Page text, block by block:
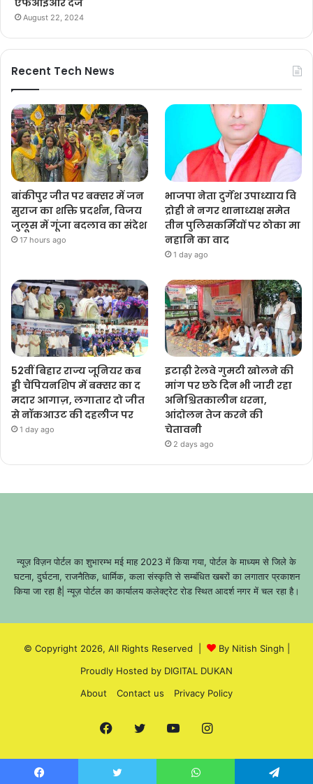
एफआईआर दर्ज
August 22, 2024
Recent Tech News
बांकीपुर जीत पर बक्सर में जन
सुराज का शक्ति प्रदर्शन, विजय
जुलूस में गूंजा बदलाव का संदेश
17 hours ago
भाजपा नेता दुर्गेश उपाध्याय वि
द्रोही ने नगर थानाध्यक्ष समेत
तीन पुलिसकर्मियों पर ठोका मा
नहानि का वाद
1 day ago
52वीं बिहार राज्य जूनियर कब
ड्डी चैंपियनशिप में बक्सर का द
मदार आगाज़, लगातार दो जीत
से नॉकआउट की दहलीज पर
1 day ago
इटाढ़ी रेलवे गुमटी खोलने की
मांग पर छठे दिन भी जारी रहा
अनिश्चितकालीन धरना,
आंदोलन तेज करने की
चेतावनी
2 days ago
न्यूज़ विज़न पोर्टल का शुभारम्भ मई माह 2023 में किया गया, पोर्टल के माध्यम से जिले के
घटना, दुर्घटना, राजनैतिक, धार्मिक, कला संस्कृति से सम्बंधित खबरों का लगातार प्रकाशन
किया जा रहा है| न्यूज़ पोर्टल का कार्यालय कलेक्ट्रेट रोड स्थित आदर्श नगर में चल रहा है।
© Copyright 2026, All Rights Reserved | By Nitish Singh
Proudly Hosted by DIGITAL DUKAN
About
Contact us Privacy Policy
Facebook
Twitter YouTubeInstagram